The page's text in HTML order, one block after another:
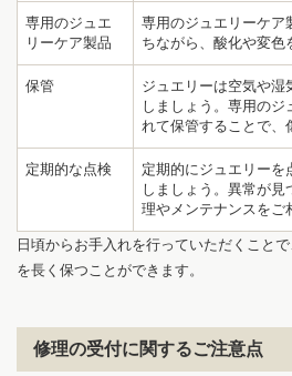
専用のジュエ
リーケア製品
専用のジュエリーケア
ちながら、酸化や変色
保管
ジュエリーは空気や湿
しましょう。専用のジ
れて保管することで、
定期的な点検
定期的にジュエリーを
しましょう。異常が
理やメンテナンスをご
日頃からお手入れを行っていただくこと
を長く保つことができます。
修理の受付に関するご注意点
1 7